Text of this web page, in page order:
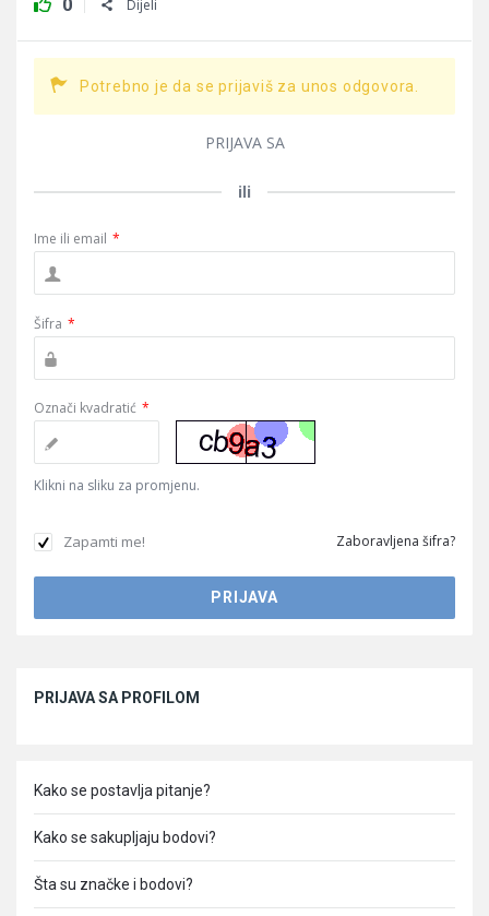
0 Dijeli
Potrebno je da se prijaviš za unos odgovora.
PRIJAVA SA
ili
Ime ili email *
Šifra *
Označi kvadratić *
Klikni na sliku za promjenu.
Zapamti me! Zaboravljena šifra?
PRIJAVA SA PROFILOM
Kako se postavlja pitanje?
Kako se sakupljaju bodovi?
Šta su značke i bodovi?